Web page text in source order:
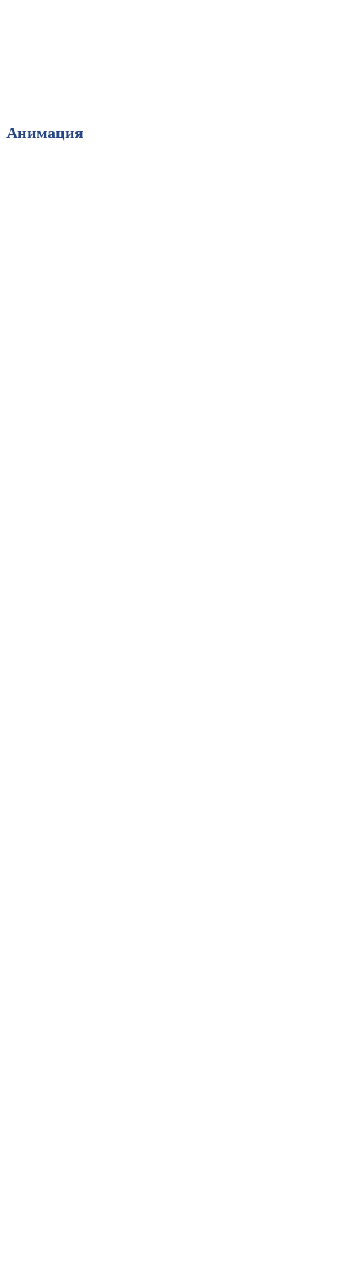
Анимация